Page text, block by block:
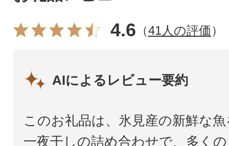
4.6 （41人の評価）
AIによるレビュー要約
このお礼品は、氷見産の新鮮な
一夜干しの詰め合わせで、多く